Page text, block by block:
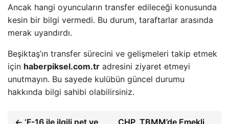
Ancak hangi oyuncuların transfer edileceği konusunda
kesin bir bilgi vermedi. Bu durum, taraftarlar arasında
merak uyandırdı.
Beşiktaş’ın transfer sürecini ve gelişmeleri takip etmek
için haberpiksel.com.tr adresini ziyaret etmeyi
unutmayın. Bu sayede kulübün güncel durumu
hakkında bilgi sahibi olabilirsiniz.
← ‘F-16 ile ilgili net ve
CHP, TBMM’de Emekli